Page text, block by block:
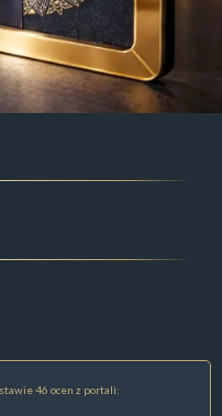
46 ocen z portali: